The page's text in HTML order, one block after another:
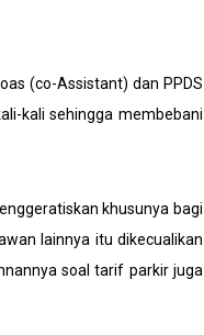
(co-Assistant) dan PPDS
kali sehingga membebani
khusunya bagi
lainnya itu dikecualikan
soal tarif parkir juga